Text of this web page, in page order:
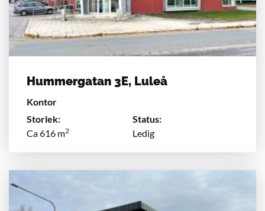
Hummergatan 3E, Luleå
Kontor
Storlek:
Status:
Ca 616 m2 Ledig